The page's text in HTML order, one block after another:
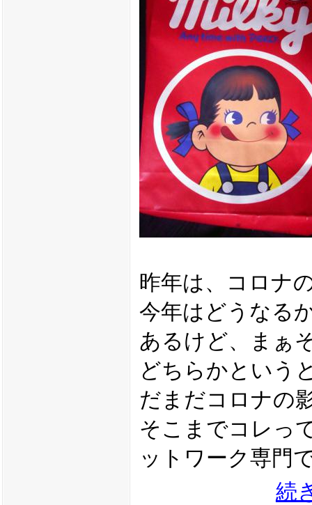
昨年は、コロナ
今年はどうなる
あるけど、まぁ
どちらかという
だまだコロナの
そこまでコレっ
ットワーク専門
続